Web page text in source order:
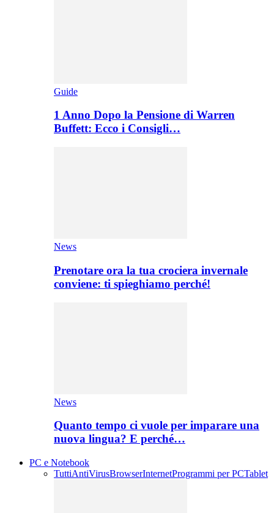
Guide
1 Anno Dopo la Pensione di Warren
Buffett: Ecco i Consigli…
News
Prenotare ora la tua crociera invernale
conviene: ti spieghiamo perché!
News
Quanto tempo ci vuole per imparare una
nuova lingua? E perché…
PC e Notebook
TuttiAntiVirusBrowserInternetProgrammi per PCTablet